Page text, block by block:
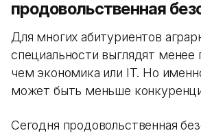
продовольственная
Для многих абитуриентов
специальности выглядят
чем экономика или IT. Но
может быть меньше
Сегодня продовольственная